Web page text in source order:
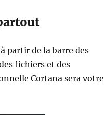
partir de la barre des
fichiers et des
Cortana sera votre